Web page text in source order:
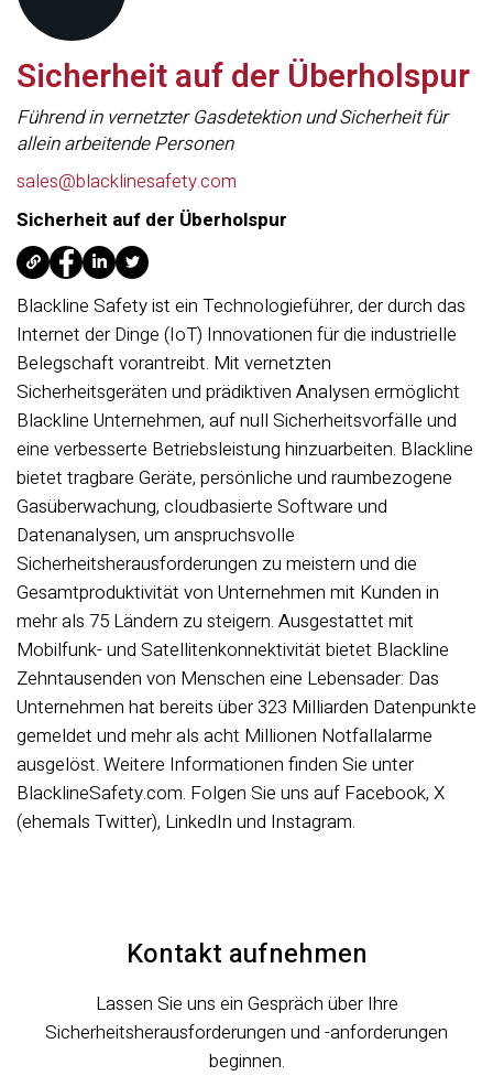
Sicherheit auf der Überholspur
Führend in vernetzter Gasdetektion und Sicherheit für
allein arbeitende Personen
sales@blacklinesafety.com
Sicherheit auf der Überholspur
Blackline Safety ist ein Technologieführer, der durch das
Internet der Dinge (IoT) Innovationen für die industrielle
Belegschaft vorantreibt. Mit vernetzten
Sicherheitsgeräten und prädiktiven Analysen ermöglicht
Blackline Unternehmen, auf null Sicherheitsvorfälle und
eine verbesserte Betriebsleistung hinzuarbeiten. Blackline
bietet tragbare Geräte, persönliche und raumbezogene
Gasüberwachung, cloudbasierte Software und
Datenanalysen, um anspruchsvolle
Sicherheitsherausforderungen zu meistern und die
Gesamtproduktivität von Unternehmen mit Kunden in
mehr als 75 Ländern zu steigern. Ausgestattet mit
Mobilfunk- und Satellitenkonnektivität bietet Blackline
Zehntausenden von Menschen eine Lebensader: Das
Unternehmen hat bereits über 323 Milliarden Datenpunkte
gemeldet und mehr als acht Millionen Notfallalarme
ausgelöst. Weitere Informationen finden Sie unter
BlacklineSafety.com. Folgen Sie uns auf Facebook, X
(ehemals Twitter), LinkedIn und Instagram.
Kontakt aufnehmen
Lassen Sie uns ein Gespräch über Ihre
Sicherheitsherausforderungen und -anforderungen
beginnen.